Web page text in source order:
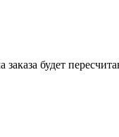
будет